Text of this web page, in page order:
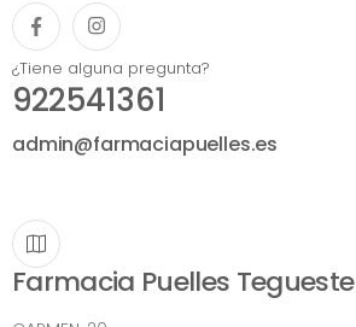
¿Tiene alguna pregunta?
922541361
admin@farmaciapuelles.es
Farmacia Puelles Tegueste